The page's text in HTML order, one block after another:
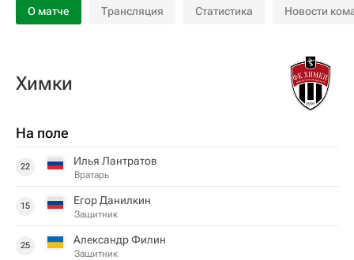
О матче Трансляция Статистика Новости
Химки
На поле
22 Илья Лантратов
Вратарь
15 Егор Данилкин
Защитник
25 Александр Филин
Защитник